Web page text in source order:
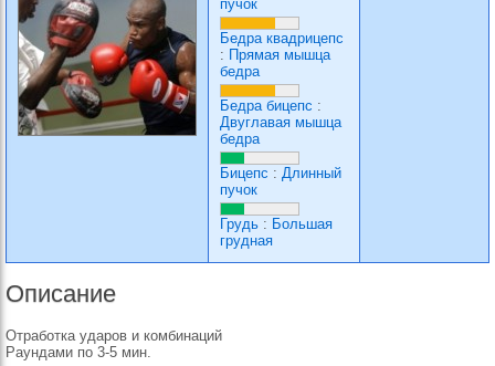
пучок
Бедра квадрицепс
: Прямая мышца
бедра
Бедра бицепс :
Двуглавая мышца
бедра
Бицепс : Длинный
пучок
Грудь : Большая
грудная
Описание
Отработка ударов и комбинаций
Раундами по 3-5 мин.